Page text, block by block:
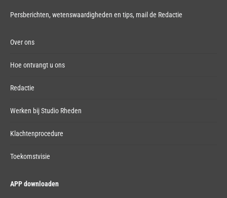
Persberichten, wetenswaardigheden en tips, mail de Redactie
Over ons
Hoe ontvangt u ons
Redactie
Werken bij Studio Rheden
Klachtenprocedure
Toekomstvisie
APP downloaden